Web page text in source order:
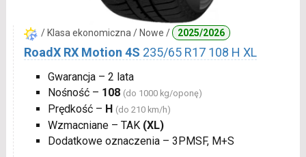
/ Klasa ekonomiczna / Nowe / 2025/2026
RoadX RX Motion 4S 235/65 R17 108 H XL
Gwarancja – 2 lata
Nośność – 108 (do 1000 kg/oponę)
Prędkość – H (do 210 km/h)
Wzmacniane – TAK (XL)
Dodatkowe oznaczenia – 3PMSF, M+S